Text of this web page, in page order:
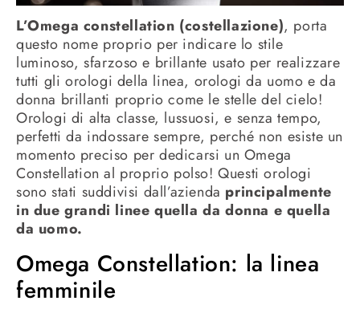
L’Omega constellation (costellazione), porta
questo nome proprio per indicare lo stile
luminoso, sfarzoso e brillante usato per realizzare
tutti gli orologi della linea, orologi da uomo e da
donna brillanti proprio come le stelle del cielo!
Orologi di alta classe, lussuosi, e senza tempo,
perfetti da indossare sempre, perché non esiste un
momento preciso per dedicarsi un Omega
Constellation al proprio polso! Questi orologi
sono stati suddivisi dall’azienda principalmente
in due grandi linee quella da donna e quella
da uomo.
Omega Constellation: la linea
femminile